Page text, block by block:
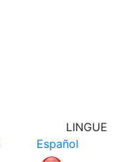
LINGUE
Español